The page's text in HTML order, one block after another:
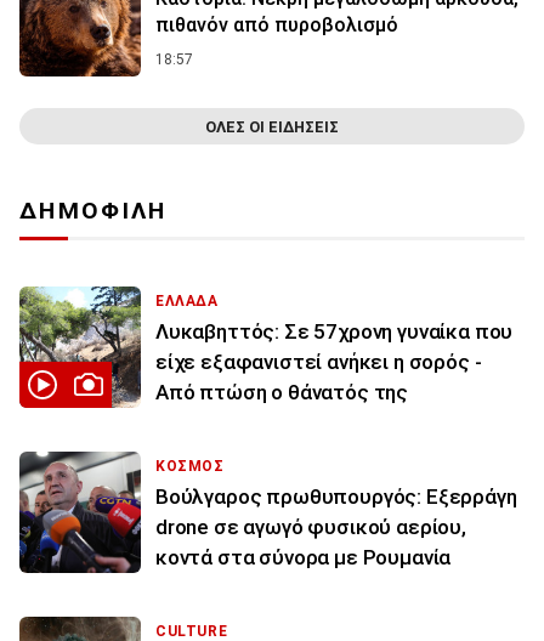
πιθανόν από πυροβολισμό
18:57
ΟΛΕΣ ΟΙ ΕΙΔΗΣΕΙΣ
ΔΗΜΟΦΙΛΗ
ΕΛΛΑΔΑ
Λυκαβηττός: Σε 57χρονη γυναίκα που
είχε εξαφανιστεί ανήκει η σορός -
Από πτώση ο θάνατός της
ΚΟΣΜΟΣ
Βούλγαρος πρωθυπουργός: Εξερράγη
drone σε αγωγό φυσικού αερίου,
κοντά στα σύνορα με Ρουμανία
CULTURE